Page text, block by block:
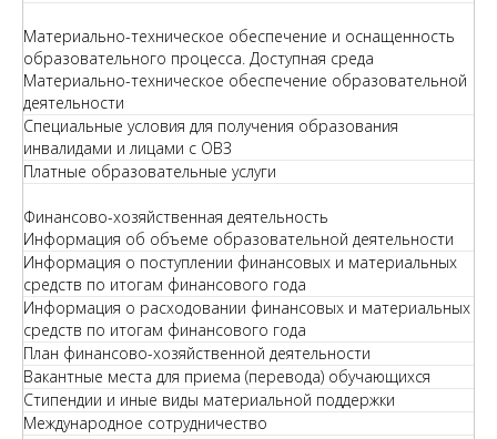
Материально-техническое обеспечение и оснащенность
образовательного процесса. Доступная среда
Материально-техническое обеспечение образовательной
деятельности
Специальные условия для получения образования
инвалидами и лицами с ОВЗ
Платные образовательные услуги
Финансово-хозяйственная деятельность
Информация об объеме образовательной деятельности
Информация о поступлении финансовых и материальных
средств по итогам финансового года
Информация о расходовании финансовых и материальных
средств по итогам финансового года
План финансово-хозяйственной деятельности
Вакантные места для приема (перевода) обучающихся
Стипендии и иные виды материальной поддержки
Международное сотрудничество